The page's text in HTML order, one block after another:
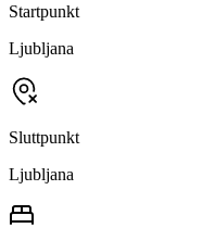
Startpunkt
Ljubljana
Sluttpunkt
Ljubljana